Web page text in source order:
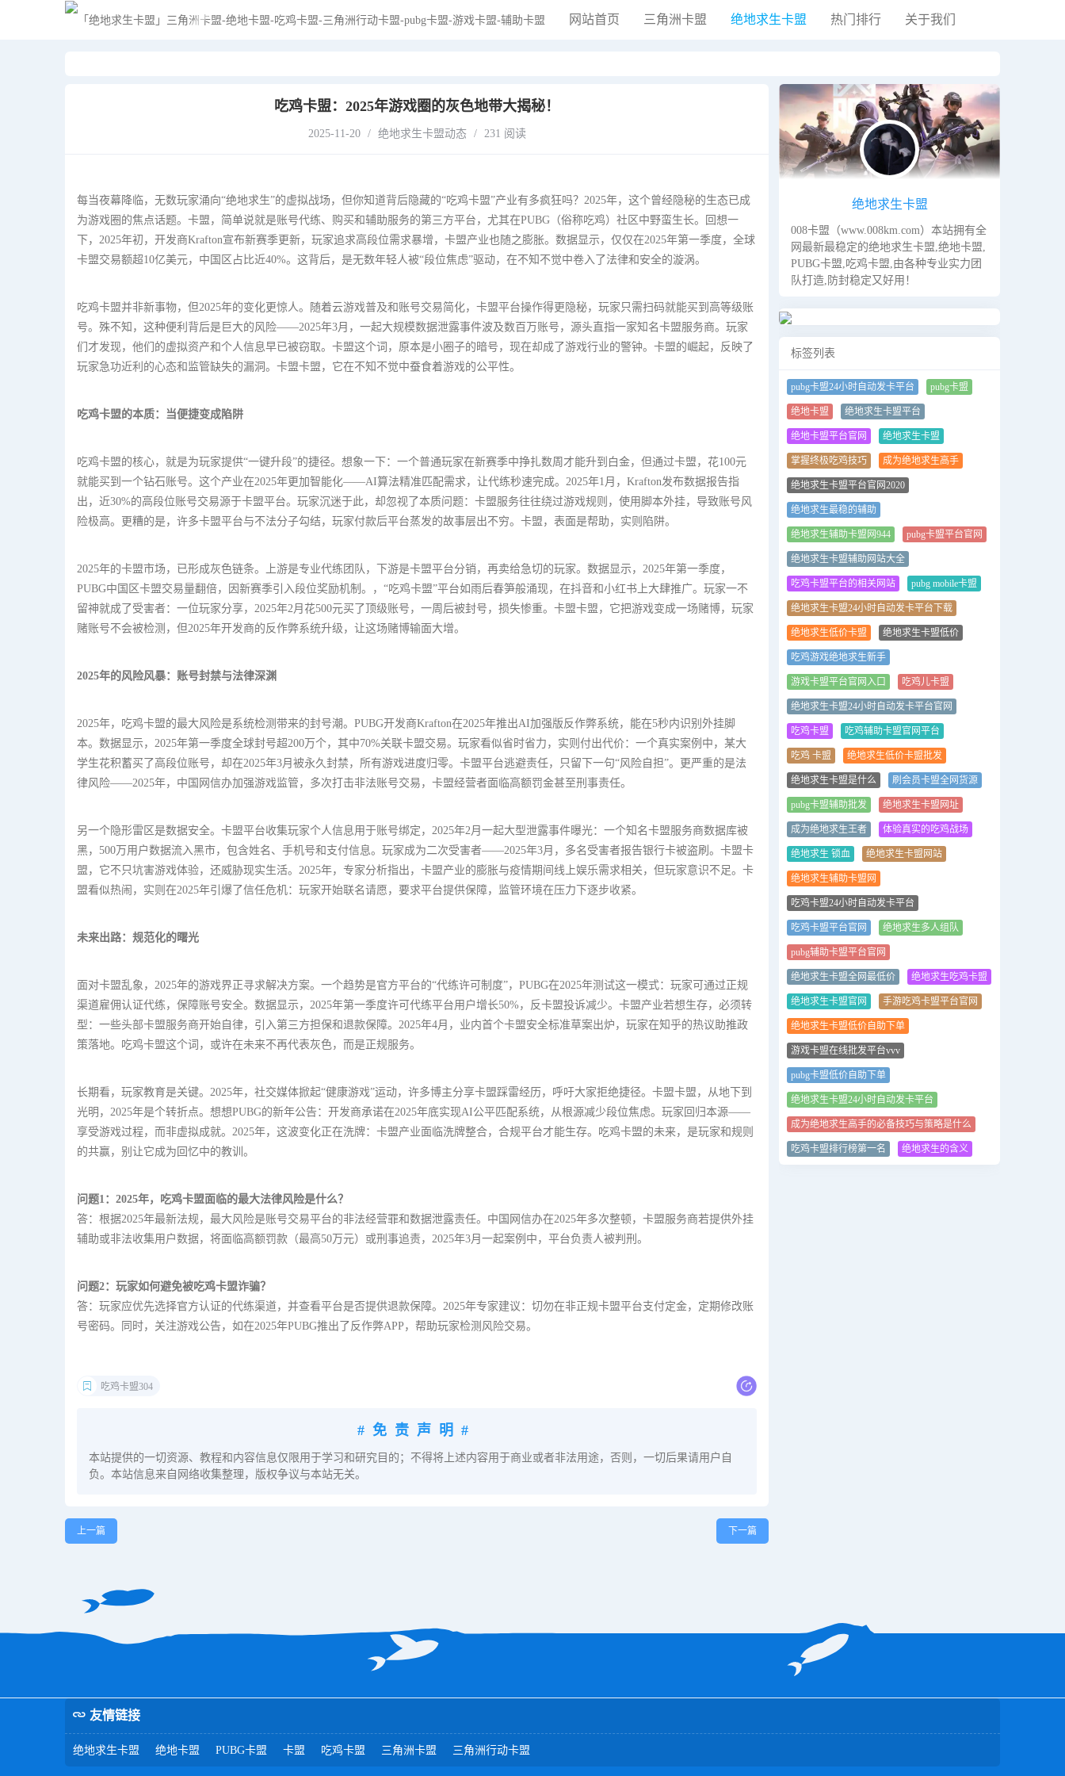
网站首页 三角洲卡盟 绝地求生卡盟 热门排行 关于我们
吃鸡卡盟：2025年游戏圈的灰色地带大揭秘！
2025-11-20 / 绝地求生卡盟动态 / 231 阅读
每当夜幕降临，无数玩家涌向“绝地求生”的虚拟战场，但你知道背后隐藏的“吃鸡卡盟”产业有多疯狂吗？2025年，这个曾经隐秘的生态已成
为游戏圈的焦点话题。卡盟，简单说就是账号代练、购买和辅助服务的第三方平台，尤其在PUBG（俗称吃鸡）社区中野蛮生长。回想一
下，2025年初，开发商Krafton宣布新赛季更新，玩家追求高段位需求暴增，卡盟产业也随之膨胀。数据显示，仅仅在2025年第一季度，全球
卡盟交易额超10亿美元，中国区占比近40%。这背后，是无数年轻人被“段位焦虑”驱动，在不知不觉中卷入了法律和安全的漩涡。
吃鸡卡盟并非新事物，但2025年的变化更惊人。随着云游戏普及和账号交易简化，卡盟平台操作得更隐秘，玩家只需扫码就能买到高等级账
号。殊不知，这种便利背后是巨大的风险——2025年3月，一起大规模数据泄露事件波及数百万账号，源头直指一家知名卡盟服务商。玩家
们才发现，他们的虚拟资产和个人信息早已被窃取。卡盟这个词，原本是小圈子的暗号，现在却成了游戏行业的警钟。卡盟的崛起，反映了
玩家急功近利的心态和监管缺失的漏洞。卡盟卡盟，它在不知不觉中蚕食着游戏的公平性。
吃鸡卡盟的本质：当便捷变成陷阱
吃鸡卡盟的核心，就是为玩家提供“一键升段”的捷径。想象一下：一个普通玩家在新赛季中挣扎数周才能升到白金，但通过卡盟，花100元
就能买到一个钻石账号。这个产业在2025年更加智能化——AI算法精准匹配需求，让代练秒速完成。2025年1月，Krafton发布数据报告指
出，近30%的高段位账号交易源于卡盟平台。玩家沉迷于此，却忽视了本质问题：卡盟服务往往绕过游戏规则，使用脚本外挂，导致账号风
险极高。更糟的是，许多卡盟平台与不法分子勾结，玩家付款后平台蒸发的故事层出不穷。卡盟，表面是帮助，实则陷阱。
2025年的卡盟市场，已形成灰色链条。上游是专业代练团队，下游是卡盟平台分销，再卖给急切的玩家。数据显示，2025年第一季度，
PUBG中国区卡盟交易量翻倍，因新赛季引入段位奖励机制。，“吃鸡卡盟”平台如雨后春笋般涌现，在抖音和小红书上大肆推广。玩家一不
留神就成了受害者：一位玩家分享，2025年2月花500元买了顶级账号，一周后被封号，损失惨重。卡盟卡盟，它把游戏变成一场赌博，玩家
赌账号不会被检测，但2025年开发商的反作弊系统升级，让这场赌博输面大增。
2025年的风险风暴：账号封禁与法律深渊
2025年，吃鸡卡盟的最大风险是系统检测带来的封号潮。PUBG开发商Krafton在2025年推出AI加强版反作弊系统，能在5秒内识别外挂脚
本。数据显示，2025年第一季度全球封号超200万个，其中70%关联卡盟交易。玩家看似省时省力，实则付出代价：一个真实案例中，某大
学生花积蓄买了高段位账号，却在2025年3月被永久封禁，所有游戏进度归零。卡盟平台逃避责任，只留下一句“风险自担”。更严重的是法
律风险——2025年，中国网信办加强游戏监管，多次打击非法账号交易，卡盟经营者面临高额罚金甚至刑事责任。
另一个隐形雷区是数据安全。卡盟平台收集玩家个人信息用于账号绑定，2025年2月一起大型泄露事件曝光：一个知名卡盟服务商数据库被
黑，500万用户数据流入黑市，包含姓名、手机号和支付信息。玩家成为二次受害者——2025年3月，多名受害者报告银行卡被盗刷。卡盟卡
盟，它不只坑害游戏体验，还威胁现实生活。2025年，专家分析指出，卡盟产业的膨胀与疫情期间线上娱乐需求相关，但玩家意识不足。卡
盟看似热闹，实则在2025年引爆了信任危机：玩家开始联名请愿，要求平台提供保障，监管环境在压力下逐步收紧。
未来出路：规范化的曙光
面对卡盟乱象，2025年的游戏界正寻求解决方案。一个趋势是官方平台的“代练许可制度”，PUBG在2025年测试这一模式：玩家可通过正规
渠道雇佣认证代练，保障账号安全。数据显示，2025年第一季度许可代练平台用户增长50%，反卡盟投诉减少。卡盟产业若想生存，必须转
型：一些头部卡盟服务商开始自律，引入第三方担保和退款保障。2025年4月，业内首个卡盟安全标准草案出炉，玩家在知乎的热议助推政
策落地。吃鸡卡盟这个词，或许在未来不再代表灰色，而是正规服务。
长期看，玩家教育是关键。2025年，社交媒体掀起“健康游戏”运动，许多博主分享卡盟踩雷经历，呼吁大家拒绝捷径。卡盟卡盟，从地下到
光明，2025年是个转折点。想想PUBG的新年公告：开发商承诺在2025年底实现AI公平匹配系统，从根源减少段位焦虑。玩家回归本源——
享受游戏过程，而非虚拟成就。2025年，这波变化正在洗牌：卡盟产业面临洗牌整合，合规平台才能生存。吃鸡卡盟的未来，是玩家和规则
的共赢，别让它成为回忆中的教训。
问题1：2025年，吃鸡卡盟面临的最大法律风险是什么？
答：根据2025年最新法规，最大风险是账号交易平台的非法经营罪和数据泄露责任。中国网信办在2025年多次整顿，卡盟服务商若提供外挂
辅助或非法收集用户数据，将面临高额罚款（最高50万元）或刑事追责，2025年3月一起案例中，平台负责人被判刑。
问题2：玩家如何避免被吃鸡卡盟诈骗？
答：玩家应优先选择官方认证的代练渠道，并查看平台是否提供退款保障。2025年专家建议：切勿在非正规卡盟平台支付定金，定期修改账
号密码。同时，关注游戏公告，如在2025年PUBG推出了反作弊APP，帮助玩家检测风险交易。
吃鸡卡盟304
#免责声明#
本站提供的一切资源、教程和内容信息仅限用于学习和研究目的；不得将上述内容用于商业或者非法用途，否则，一切后果请用户自
负。本站信息来自网络收集整理，版权争议与本站无关。
上一篇 下一篇
绝地求生卡盟
008卡盟（www.008km.com）本站拥有全
网最新最稳定的绝地求生卡盟,绝地卡盟,
PUBG卡盟,吃鸡卡盟,由各种专业实力团
队打造,防封稳定又好用！
标签列表
pubg卡盟24小时自动发卡平台 pubg卡盟
绝地卡盟 绝地求生卡盟平台
绝地卡盟平台官网 绝地求生卡盟
掌握终极吃鸡技巧 成为绝地求生高手
绝地求生卡盟平台官网2020
绝地求生最稳的辅助
绝地求生辅助卡盟网944 pubg卡盟平台官网
绝地求生卡盟辅助网站大全
吃鸡卡盟平台的相关网站 pubg mobile卡盟
绝地求生卡盟24小时自动发卡平台下载
绝地求生低价卡盟 绝地求生卡盟低价
吃鸡游戏绝地求生新手
游戏卡盟平台官网入口 吃鸡儿卡盟
绝地求生卡盟24小时自动发卡平台官网
吃鸡卡盟 吃鸡辅助卡盟官网平台
吃鸡 卡盟 绝地求生低价卡盟批发
绝地求生卡盟是什么 刷会员卡盟全网货源
pubg卡盟辅助批发 绝地求生卡盟网址
成为绝地求生王者 体验真实的吃鸡战场
绝地求生 锁血 绝地求生卡盟网站
绝地求生辅助卡盟网
吃鸡卡盟24小时自动发卡平台
吃鸡卡盟平台官网 绝地求生多人组队
pubg辅助卡盟平台官网
绝地求生卡盟全网最低价 绝地求生吃鸡卡盟
绝地求生卡盟官网 手游吃鸡卡盟平台官网
绝地求生卡盟低价自助下单
游戏卡盟在线批发平台vvv
pubg卡盟低价自助下单
绝地求生卡盟24小时自动发卡平台
成为绝地求生高手的必备技巧与策略是什么
吃鸡卡盟排行榜第一名 绝地求生的含义
友情链接
绝地求生卡盟 绝地卡盟 PUBG卡盟 卡盟 吃鸡卡盟 三角洲卡盟 三角洲行动卡盟